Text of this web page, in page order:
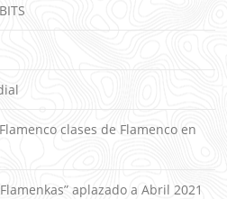
clases de Flamenco en
aplazado a Abril 2021